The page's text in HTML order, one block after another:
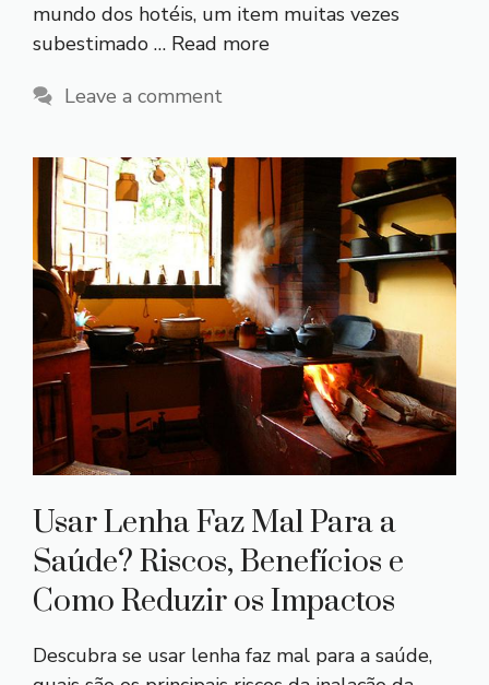
mundo dos hotéis, um item muitas vezes
subestimado … Read more
Leave a comment
Usar Lenha Faz Mal Para a
Saúde? Riscos, Benefícios e
Como Reduzir os Impactos
Descubra se usar lenha faz mal para a saúde,